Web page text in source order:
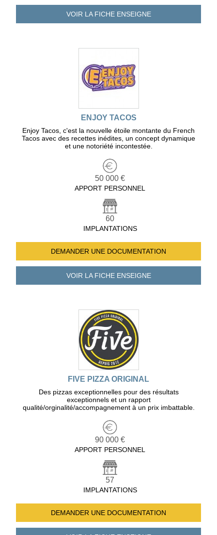
VOIR LA FICHEENSEIGNE
ENJOY TACOS
Enjoy Tacos, c'est la nouvelle étoile montante du French
Tacos avec des recettes inédites, un concept dynamique
et une notoriété incontestée.
50 000 €
APPORT PERSONNEL
60
IMPLANTATIONS
DEMANDER UNE DOCUMENTATION
VOIR LA FICHEENSEIGNE
FIVE PIZZA ORIGINAL
Des pizzas exceptionnelles pour des résultats
exceptionnels et un rapport
qualité/orginalité/accompagnement à un prix imbattable.
90 000 €
APPORT PERSONNEL
57
IMPLANTATIONS
DEMANDER UNE DOCUMENTATION